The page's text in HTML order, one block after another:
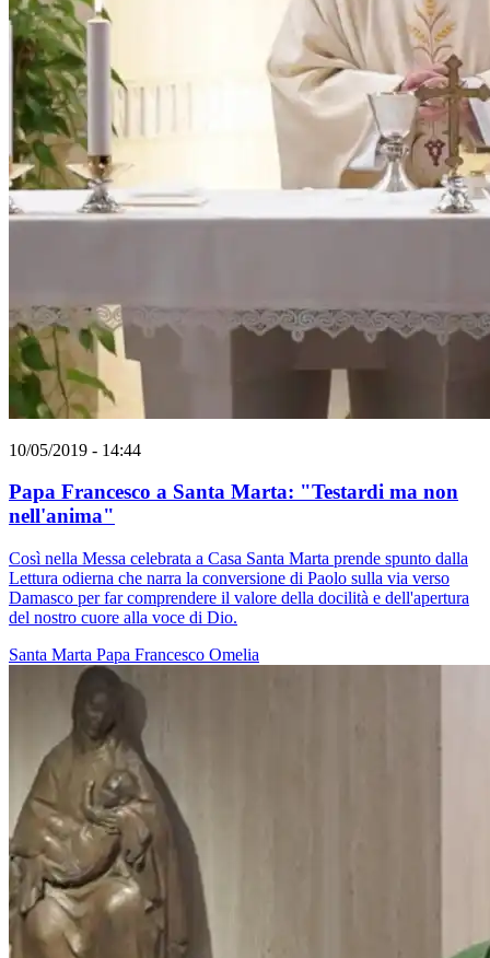
10/05/2019 - 14:44
Papa Francesco a Santa Marta: "Testardi ma non
nell'anima"
Così nella Messa celebrata a Casa Santa Marta prende spunto dalla
Lettura odierna che narra la conversione di Paolo sulla via verso
Damasco per far comprendere il valore della docilità e dell'apertura
del nostro cuore alla voce di Dio.
Santa Marta Papa Francesco Omelia